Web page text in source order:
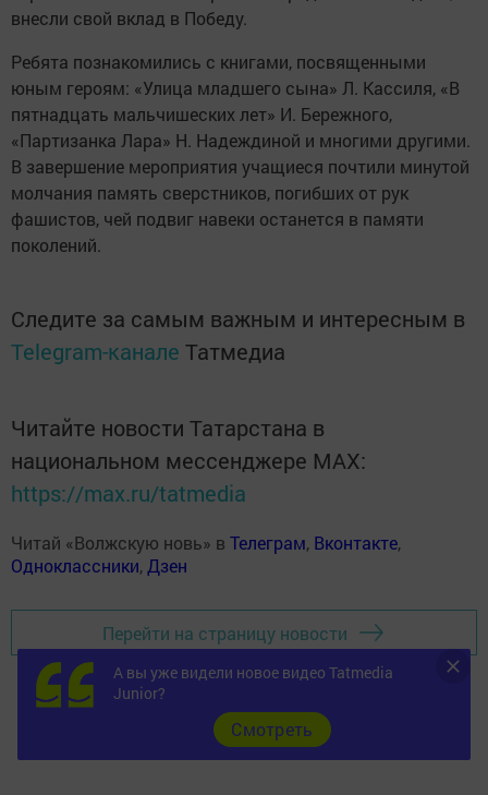
внесли свой вклад в Победу.
Ребята познакомились с книгами, посвященными
юным героям: «Улица младшего сына» Л. Кассиля, «В
пятнадцать мальчишеских лет» И. Бережного,
«Партизанка Лара» Н. Надеждиной и многими другими.
В завершение мероприятия учащиеся почтили минутой
молчания память сверстников, погибших от рук
фашистов, чей подвиг навеки останется в памяти
поколений.
Следите за самым важным и интересным в
Telegram-канале Татмедиа
Читайте новости Татарстана в
национальном мессенджере MАХ:
https://max.ru/tatmedia
Читай «Волжскую новь» в Телеграм, Вконтакте,
Одноклассники,Дзен
Перейти на страницу новости
А вы уже видели новое видео Tatmedia
Junior?
Cмотреть